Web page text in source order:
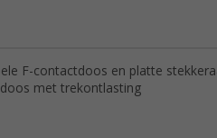
F-contactdoos en platte
met trekontlasting